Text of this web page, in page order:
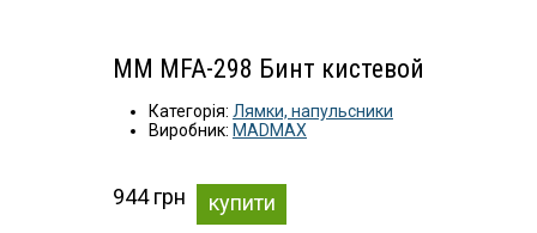
MM MFA-298 Бинт кистевой
Категорія: Лямки, напульсники
Виробник: MADMAX
944 грн купити